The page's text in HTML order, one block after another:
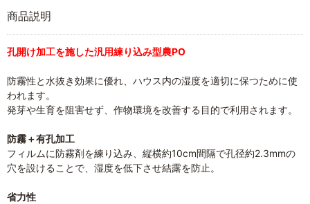
商品説明
孔開け加工を施した汎用練り込み型農PO
防霧性と水抜き効果に優れ、ハウス内の湿度を適切に保つために使
われます。
発芽や生育を阻害せず、作物環境を改善する目的で利用されます。
防霧＋有孔加工
フィルムに防霧剤を練り込み、縦横約10cm間隔で孔径約2.3mmの
穴を設けることで、湿度を低下させ結露を防止。
省力性